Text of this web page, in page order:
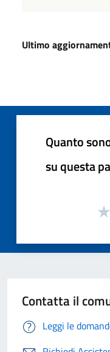
Ultimo
Quanto
su questa
Contatta il
Leggi le